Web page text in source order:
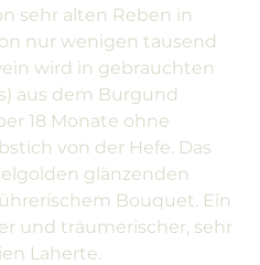
sehr alten Reben in
nur wenigen tausend
wird in gebrauchten
aus dem Burgund
18 Monate ohne
von der Hefe. Das
glänzenden
Bouquet. Ein
und träumerischer, sehr
Laherte.